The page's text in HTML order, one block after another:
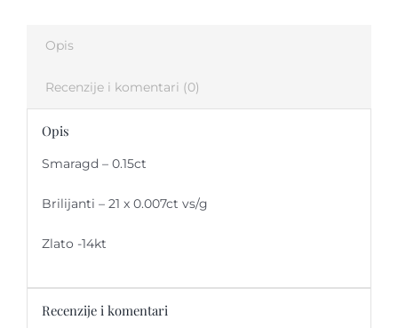
Opis
Recenzije i komentari (0)
Opis
Smaragd – 0.15ct
Brilijanti – 21 x 0.007ct vs/g
Zlato -14kt
Recenzije i komentari